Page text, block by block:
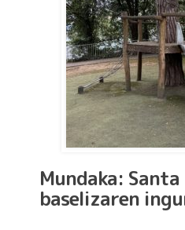
Mundaka:
baselizaren